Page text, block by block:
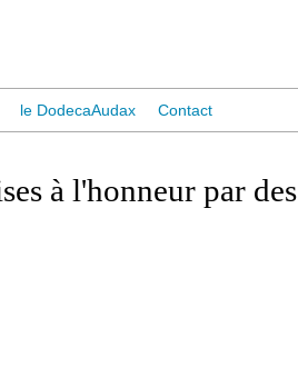
le DodecaAudax Contact
à l'honneur par des